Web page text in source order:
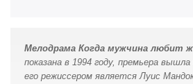
Мелодрама Когда мужчина любит
показанa в 1994 году, премьера
его режиссером является Луис